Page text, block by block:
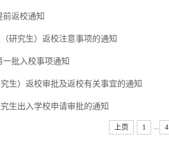
返校通知
研究生）返校注意事项的通知
批入校事项通知
生）返校审批及返校有关事宜的通知
生出入学校申请审批的通知
上页 1 4